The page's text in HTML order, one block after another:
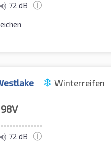
72 dB
Winterreifen
98V
72 dB